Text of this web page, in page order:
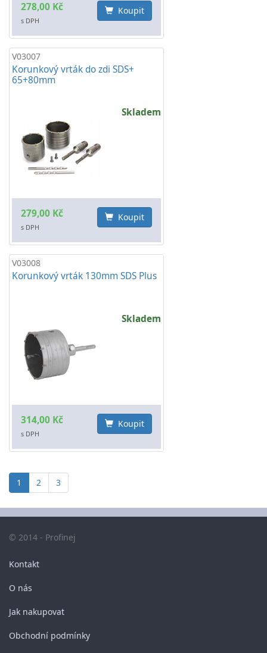
278,00 Kč
s DPH
Koupit
V03007
Korunkový vrták do zdi SDS+
65+80mm
Skladem
279,00 Kč
s DPH
Koupit
V03008
Korunkový vrták 130mm SDS Plus
Skladem
314,00 Kč
s DPH
Koupit
1 2 3
© 2014 - Profinej
Kontakt
O nás
Jak nakupovat
Obchodní podmínky